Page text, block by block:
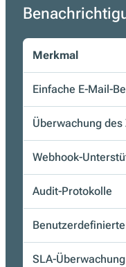
Merkmal
Einfache E-Mail-
Überwachung
Webhook-
Audit-Protokolle
SLA-Überwachung